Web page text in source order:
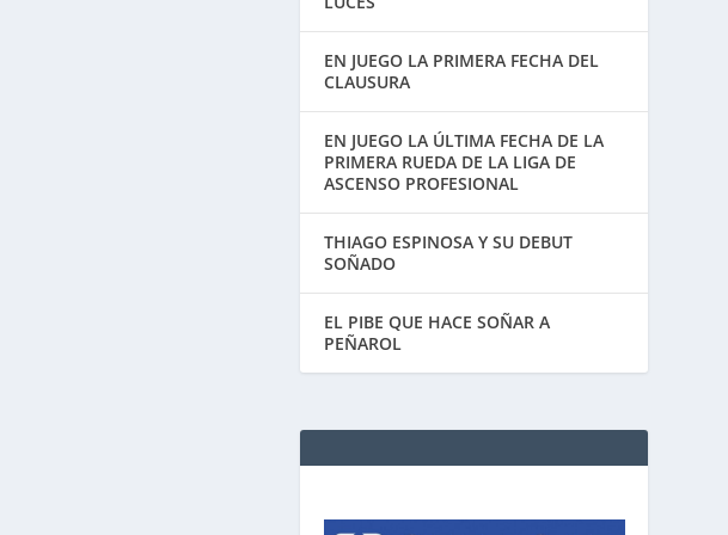
EN JUEGO LA PRIMERA FECHA DEL
CLAUSURA
EN JUEGO LA ÚLTIMA FECHA DE LA
PRIMERA RUEDA DE LA LIGA DE
ASCENSO PROFESIONAL
THIAGO ESPINOSA Y SU DEBUT
SOÑADO
EL PIBE QUE HACE SOÑAR A
PEÑAROL